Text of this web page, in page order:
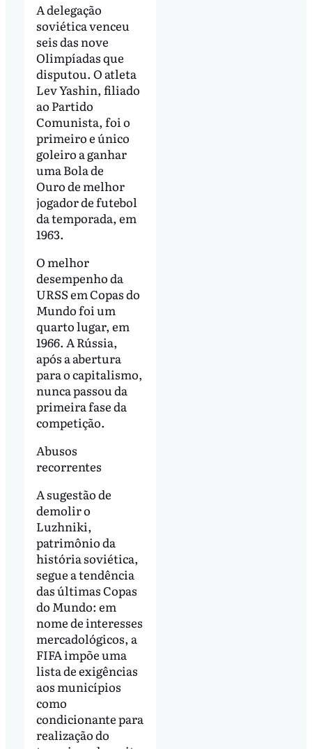
A delegação
soviética venceu
seis das nove
Olimpíadas que
disputou. O atleta
Lev Yashin, filiado
ao Partido
Comunista, foi o
primeiro e único
goleiro a ganhar
uma Bola de
Ouro de melhor
jogador de futebol
da temporada, em
1963.
O melhor
desempenho da
URSS em Copas do
Mundo foi um
quarto lugar, em
1966. A Rússia,
após a abertura
para o capitalismo,
nunca passou da
primeira fase da
competição.
Abusos
recorrentes
A sugestão de
demolir o
Luzhniki,
patrimônio da
história soviética,
segue a tendência
das últimas Copas
do Mundo: em
nome de interesses
mercadológicos, a
FIFA impõe uma
lista de exigências
aos municípios
como
condicionante para
realização do